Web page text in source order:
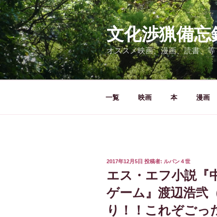
コ
ン
テ
ン
ツ
へ
ス
文化渉猟備忘
オススメ映画、漫画、読書、
一覧 映画 本 漫画
投
2017年12月5日 投稿者: ルパン４世
エス・エフ小説『
ゲーム』渡辺浩
り！！これぞごっ